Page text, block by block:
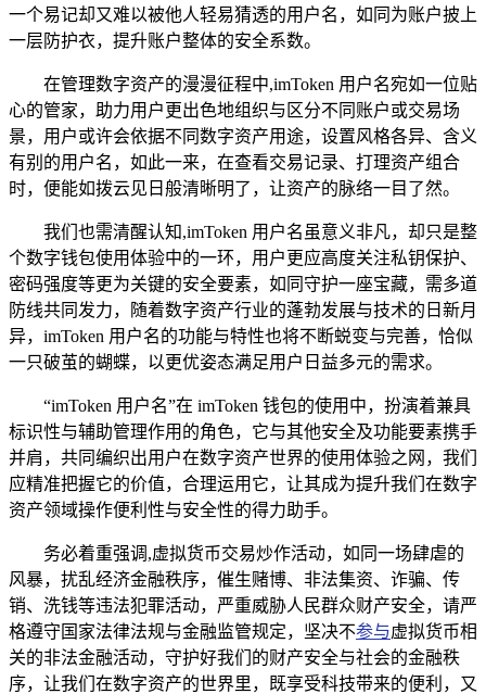
一个易记却又难以被他人轻易猜透的用户名，如同为账户披上
一层防护衣，提升账户整体的安全系数。
在管理数字资产的漫漫征程中,imToken 用户名宛如一位贴
心的管家，助力用户更出色地组织与区分不同账户或交易场
景，用户或许会依据不同数字资产用途，设置风格各异、含义
有别的用户名，如此一来，在查看交易记录、打理资产组合
时，便能如拨云见日般清晰明了，让资产的脉络一目了然。
我们也需清醒认知,imToken 用户名虽意义非凡，却只是整
个数字钱包使用体验中的一环，用户更应高度关注私钥保护、
密码强度等更为关键的安全要素，如同守护一座宝藏，需多道
防线共同发力，随着数字资产行业的蓬勃发展与技术的日新月
异，imToken 用户名的功能与特性也将不断蜕变与完善，恰似
一只破茧的蝴蝶，以更优姿态满足用户日益多元的需求。
“imToken 用户名”在 imToken 钱包的使用中，扮演着兼具
标识性与辅助管理作用的角色，它与其他安全及功能要素携手
并肩，共同编织出用户在数字资产世界的使用体验之网，我们
应精准把握它的价值，合理运用它，让其成为提升我们在数字
资产领域操作便利性与安全性的得力助手。
务必着重强调,虚拟货币交易炒作活动，如同一场肆虐的
风暴，扰乱经济金融秩序，催生赌博、非法集资、诈骗、传
销、洗钱等违法犯罪活动，严重威胁人民群众财产安全，请严
格遵守国家法律法规与金融监管规定，坚决不参与虚拟货币相
关的非法金融活动，守护好我们的财产安全与社会的金融秩
序，让我们在数字资产的世界里，既享受科技带来的便利，又